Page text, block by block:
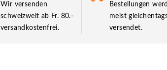
Wir versenden
schweizweit ab Fr. 80.-
versandkostenfrei.
Bestellungen
meist
versendet.